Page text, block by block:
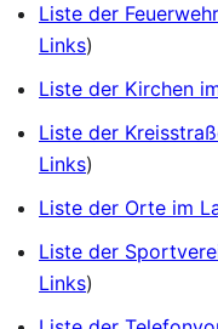
Liste der
Links)
Liste der Kirchen
Liste der
Links)
Liste der Orte im
Liste der
Links)